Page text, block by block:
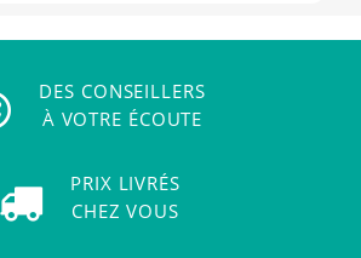
DES CONSEILLERS
À VOTRE ÉCOUTE
PRIX LIVRÉS
CHEZ VOUS